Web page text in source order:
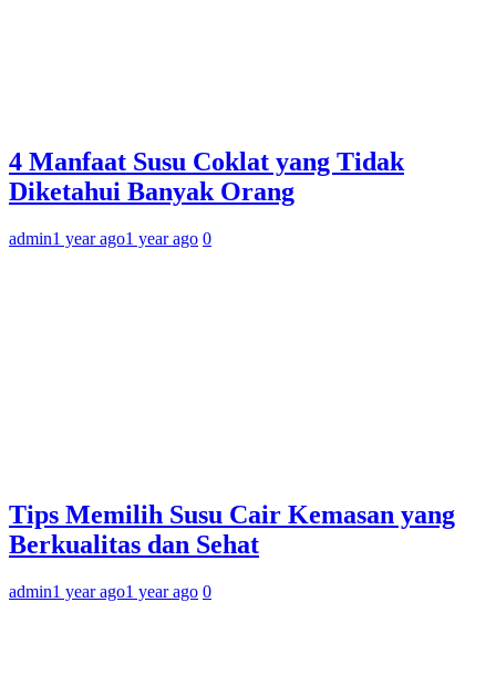
4 Manfaat Susu Coklat yang Tidak
Diketahui Banyak Orang
admin1 year ago1 year ago 0
Tips Memilih Susu Cair Kemasan yang
Berkualitas dan Sehat
admin1 year ago1 year ago 0